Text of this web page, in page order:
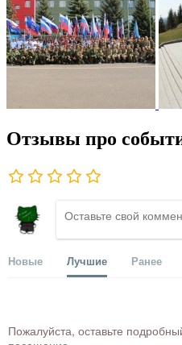
Отзывы про
Новые Лучшие Ранее
Пожалуйста, оставьте